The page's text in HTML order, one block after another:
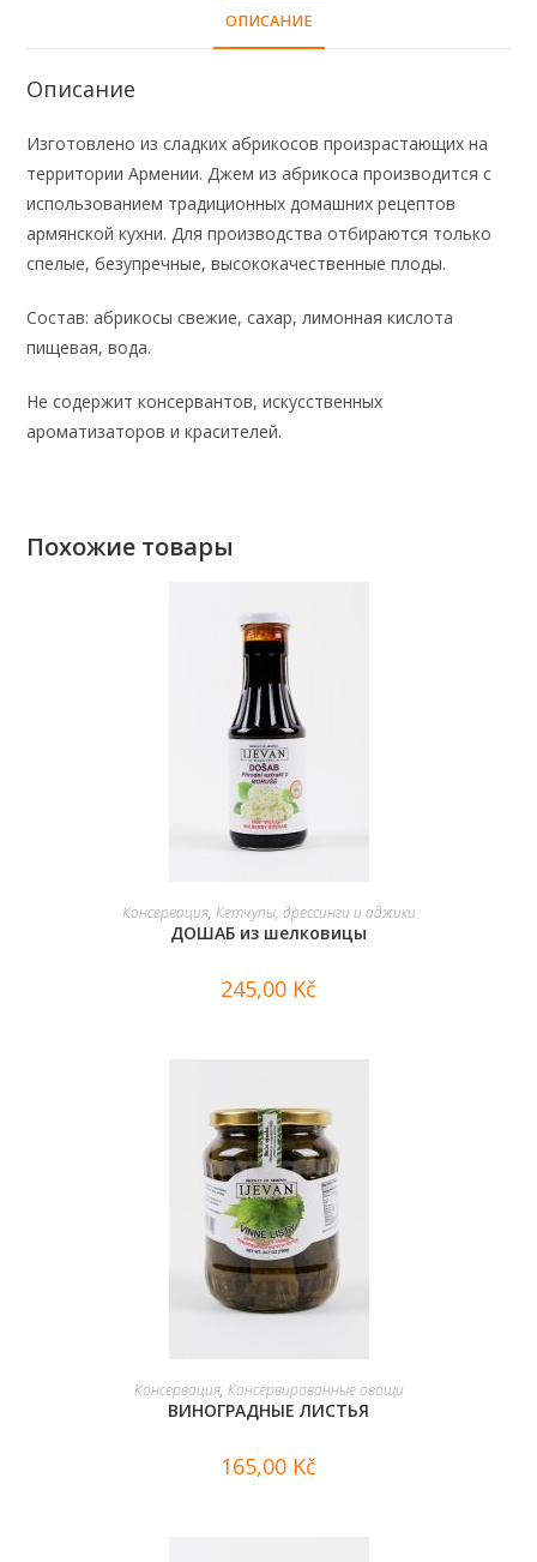
ОПИСАНИЕ
Описание
Изготовлено из сладких абрикосов произрастающих на
территории Армении. Джем из абрикоса производится с
использованием традиционных домашних рецептов
армянской кухни. Для производства отбираются только
спелые, безупречные, высококачественные плоды.
Состав: абрикосы свежие, сахар, лимонная кислота
пищевая, вода.
Не содержит консервантов, искусственных
ароматизаторов и красителей.
Похожие товары
В КОРЗИНУ
Консервация, Кетчупы, дрессинги и аджики
ДОШАБ из шелковицы
245,00 Kč
В КОРЗИНУ
Консервация, Консервированные овощи
ВИНОГРАДНЫЕ ЛИСТЬЯ
165,00 Kč